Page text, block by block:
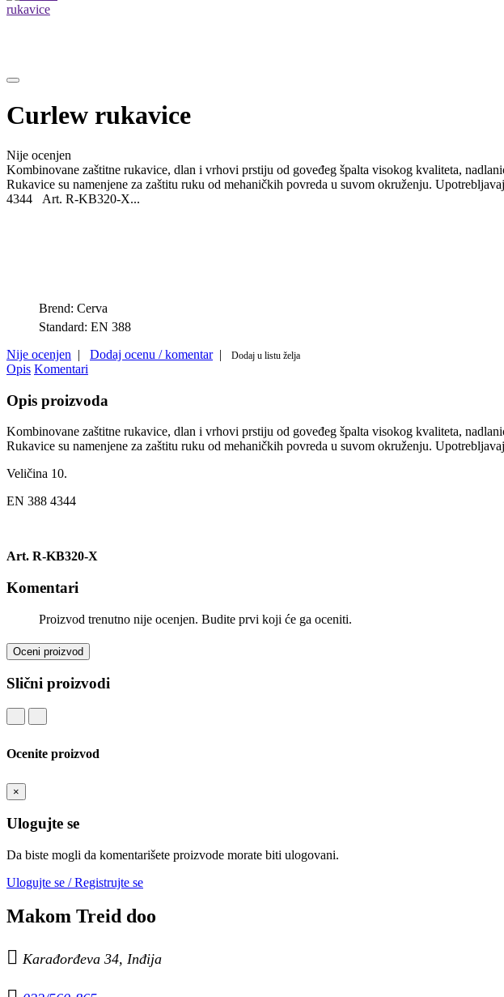
Curlew rukavice
Nije ocenjen
Kombinovane zaštitne rukavice, dlan i vrhovi prstiju od goveđeg špalta visokog kvaliteta,
Rukavice su namenjene za zaštitu ruku od mehaničkih povreda u suvom okruženju.
4344 Art. R-KB320-X...
Brend: Cerva
Standard: EN 388
Nije ocenjen | Dodaj ocenu / komentar| Dodaj u listu želja
Opis Komentari
Opis proizvoda
Kombinovane zaštitne rukavice, dlan i vrhovi prstiju od goveđeg špalta visokog kvaliteta,
Rukavice su namenjene za zaštitu ruku od mehaničkih povreda u suvom okruženju.
Veličina 10.
EN 388 4344
Art. R-KB320-X
Komentari
Proizvod trenutno nije ocenjen. Budite prvi koji će ga oceniti.
Oceni proizvod
Slični proizvodi
Ocenite proizvod
×
Ulogujte se
Da biste mogli da komentarišete proizvode morate biti ulogovani.
Ulogujte se / Registrujte se
Makom Treid doo
 Karađorđeva 34, Inđija